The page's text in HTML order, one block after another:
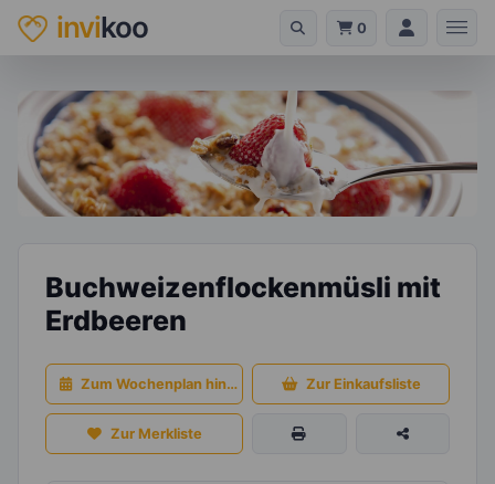
invikoo 0
Buchweizenflockenmüsli mit
Erdbeeren
Zum Wochenplan hinzufügen Zur Einkaufsliste
Zur Merkliste